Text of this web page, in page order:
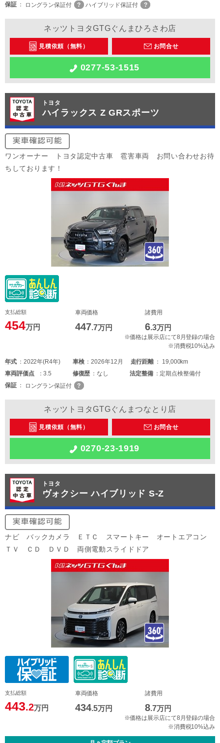
保証
ロングラン保証付 ハイブリッド保証付
ネッツトヨタGTGぐんまひろさわ店
見積依頼（無料） お問合せ
0277-53-1515
トヨタ
ハイラックス Z GRスポーツ
ワンオーナー トヨタ認定中古車 雹害車両 お問い合わせお待
ちしております！
支払総額
454万円
車両価格
447.7万円
諸費用
6.3万円
※価格は展示店にて8月登録の場合
※消費税10%込み
年式 2022年(R4年) 車検 2026年12月 走行距離
19,000km
車両評価点 3.5 修復歴 なし 法定整備
定期点検整備付
保証
ロングラン保証付
ネッツトヨタGTGぐんまつなとり店
見積依頼（無料） お問合せ
0270-23-1919
トヨタ
ヴォクシー ハイブリッド S-Z
ナビ バックカメラ ＥＴＣ スマートキー オートエアコン
ＴＶ ＣＤ ＤＶＤ 両側電動スライドドア
支払総額
443.2万円
車両価格
434.5万円
諸費用
8.7万円
※価格は展示店にて8月登録の場合
※消費税10%込み